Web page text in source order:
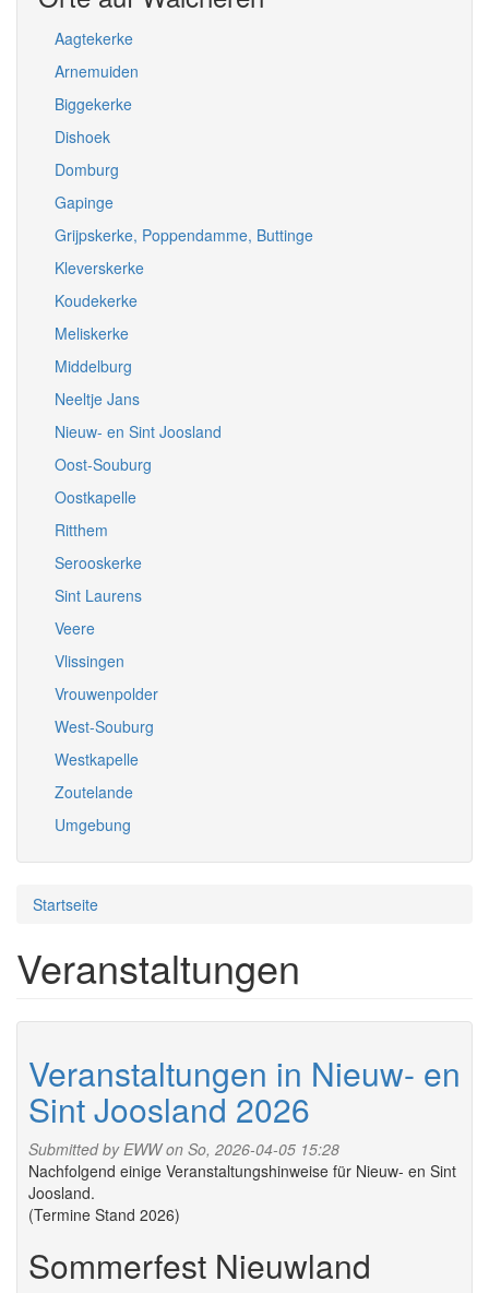
Aagtekerke
Arnemuiden
Biggekerke
Dishoek
Domburg
Gapinge
Grijpskerke, Poppendamme, Buttinge
Kleverskerke
Koudekerke
Meliskerke
Middelburg
Neeltje Jans
Nieuw- en Sint Joosland
Oost-Souburg
Oostkapelle
Ritthem
Serooskerke
Sint Laurens
Veere
Vlissingen
Vrouwenpolder
West-Souburg
Westkapelle
Zoutelande
Umgebung
Startseite
Veranstaltungen
Veranstaltungen in Nieuw- en
Sint Joosland 2026
Submitted byEWWon So, 2026-04-05 15:28
Nachfolgend einige Veranstaltungshinweise für Nieuw- en Sint
Joosland.
(Termine Stand 2026)
Sommerfest Nieuwland